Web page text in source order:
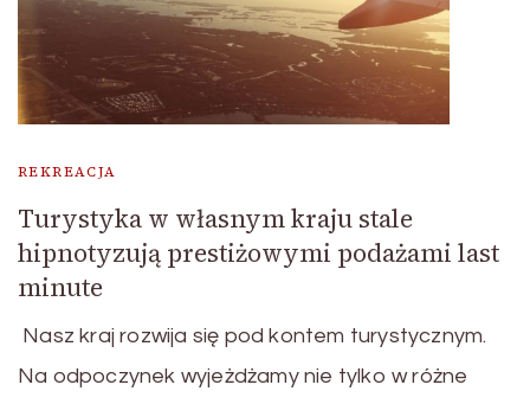
REKREACJA
Turystyka w własnym kraju stale
hipnotyzują prestiżowymi podażami last
minute
Nasz kraj rozwija się pod kontem turystycznym.
Na odpoczynek wyjeżdżamy nie tylko w różne